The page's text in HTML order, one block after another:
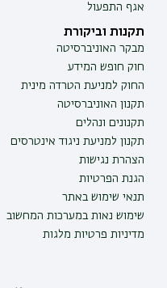
אגף התפעול
תקנות וביקורת
מבקר האוניברסיטה
חוק חופש המידע
החוק למניעת הטרדה מינית
תקנון האוניברסיטה
תקנונים ונהלים
תקנון למניעת ניגוד אינטרסים
הצהרת נגישות
הגנת הפרטיות
תנאי שימוש באתר
שימוש נאות במערכות המחשוב
מדיניות פרטיות מלגות